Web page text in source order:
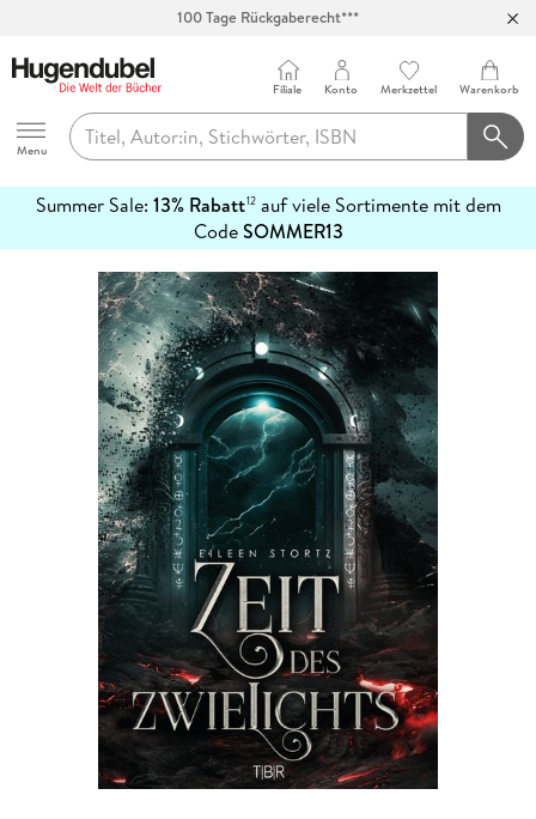
100 Tage Rückgaberecht***
Hugendubel
Menu
Filiale Konto Merkzettel Warenkorb
Summer Sale: 13% Rabatt12auf viele Sortimente mit dem
CodeSOMMER13
erfahren